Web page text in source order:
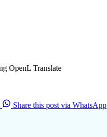
OpenL Translate
Share this post via WhatsApp